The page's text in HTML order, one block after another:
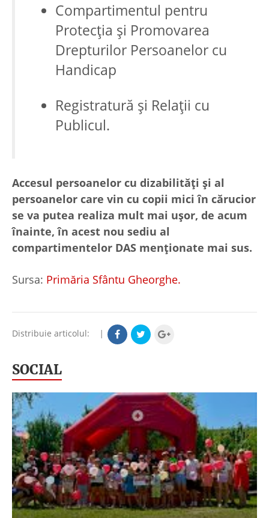
Compartimentul pentru
Protecția și Promovarea
Drepturilor Persoanelor cu
Handicap
Registratură și Relații cu
Publicul.
Accesul persoanelor cu dizabilități și al
persoanelor care vin cu copii mici în cărucior
se va putea realiza mult mai ușor, de acum
înainte, în acest nou sediu al
compartimentelor DAS menționate mai sus.
Sursa: Primăria Sfântu Gheorghe.
Distribuie articolul: |
SOCIAL